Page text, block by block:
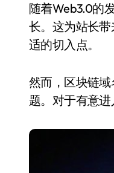
随着Web3.0的
长。这为站长
适的切入点。
然而，区块链
题。对于有意